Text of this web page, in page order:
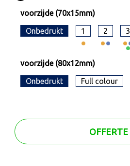
voorzijde (70x15mm)
Onbedrukt 1 2 3
voorzijde (80x12mm)
Onbedrukt Full colour
OFFERTE